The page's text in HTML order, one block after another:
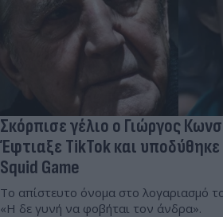
Σκόρπισε γέλιο ο Γιώργος
Έφτιαξε TikTok και
Squid Game
Το απίστευτο όνομα στο λογαριασμό
«Η δε γυνή να φοβήται τον άνδρα».